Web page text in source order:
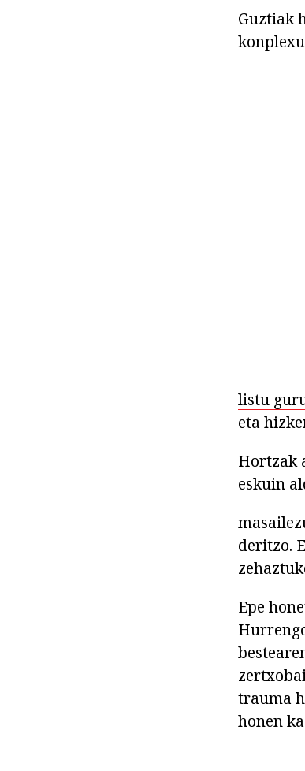
Guztiak
listu
eta
Hortzak
eskuin
deritzo.
Epe
trauma
honen